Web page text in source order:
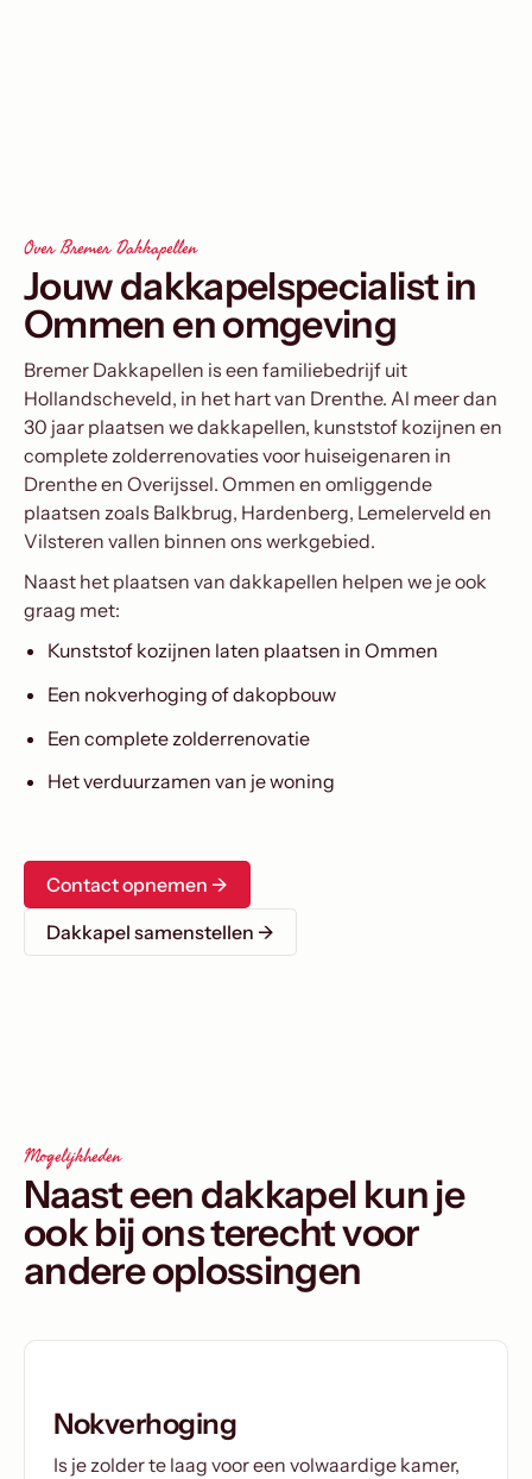
Over Bremer Dakkapellen
Jouw dakkapelspecialist in
Ommen en omgeving
Bremer Dakkapellen is een familiebedrijf uit
Hollandscheveld, in het hart van Drenthe. Al meer dan
30 jaar plaatsen we dakkapellen, kunststof kozijnen en
complete zolderrenovaties voor huiseigenaren in
Drenthe en Overijssel. Ommen en omliggende
plaatsen zoals Balkbrug, Hardenberg, Lemelerveld en
Vilsteren vallen binnen ons werkgebied.
Naast het plaatsen van dakkapellen helpen we je ook
graag met:
Kunststof kozijnen laten plaatsen in Ommen
Een nokverhoging of dakopbouw
Een complete zolderrenovatie
Het verduurzamen van je woning
Contact opnemen ->
Dakkapel samenstellen →
Mogelijkheden
Naast een dakkapel kun je
ook bij ons terecht voor
andere oplossingen
Nokverhoging
Is je zolder te laag voor een volwaardige kamer,